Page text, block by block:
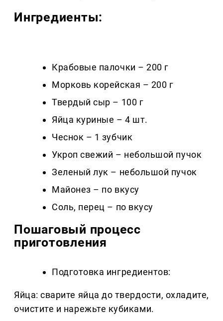
Ингредиенты:
Крабовые палочки – 200 г
Морковь корейская – 200 г
Твердый сыр – 100 г
Яйца куриные – 4 шт.
Чеснок – 1 зубчик
Укроп свежий – небольшой пучок
Зеленый лук – небольшой пучок
Майонез – по вкусу
Соль, перец – по вкусу
Пошаговый процесс
приготовления
Подготовка ингредиентов:
Яйца: сварите яйца до твердости, охладите,
очистите и нарежьте кубиками.